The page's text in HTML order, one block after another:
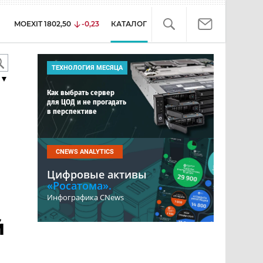
MOEXIT 1802,50 -0,23 КАТАЛОГ
ТЕХНОЛОГИЯ МЕСЯЦА
Как выбрать сервер
для ЦОД и не прогадать
в перспективе
CNEWS ANALYTICS
Цифровые активы
«Росатома».
Инфографика CNews